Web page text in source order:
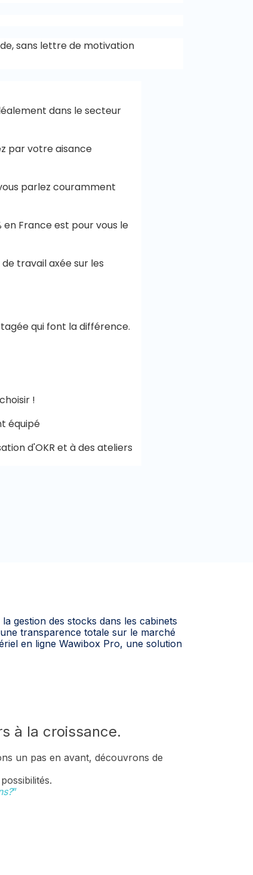
sans lettre de motivation
dans le secteur
par votre aisance
parlez couramment
France est pour vous le
travail axée sur les
qui font la différence.
!
équipé
d'OKR et à des ateliers
gestion des stocks dans les cabinets
transparence totale sur le marché
en ligne Wawibox Pro, une solution
à la croissance.
un pas en avant, découvrons de
”